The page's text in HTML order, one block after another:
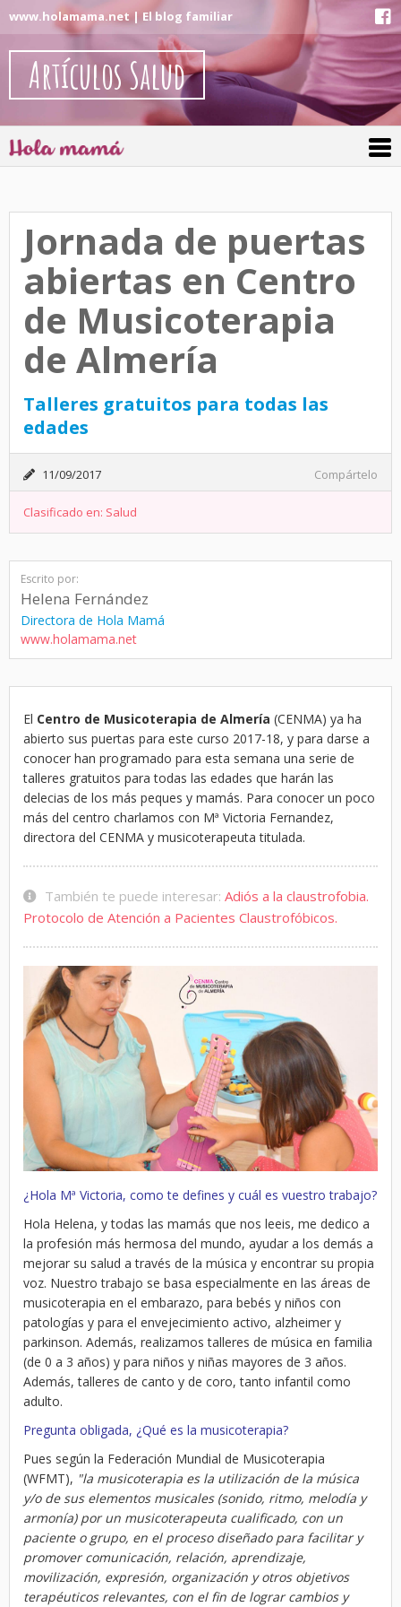
www.holamama.net | El blog familiar
Artículos Salud
Jornada de puertas
abiertas en Centro
de Musicoterapia
de Almería
Talleres gratuitos para todas las
edades
11/09/2017 Compártelo
Clasificado en: Salud
Escrito por:
Helena Fernández
Directora de Hola Mamá
www.holamama.net
El Centro de Musicoterapia de Almería (CENMA) ya ha
abierto sus puertas para este curso 2017-18, y para darse a
conocer han programado para esta semana una serie de
talleres gratuitos para todas las edades que harán las
delecias de los más peques y mamás. Para conocer un poco
más del centro charlamos con Mª Victoria Fernandez,
directora del CENMA y musicoterapeuta titulada.
También te puede interesar: Adiós a la claustrofobia.
Protocolo de Atención a Pacientes Claustrofóbicos.
¿Hola Mª Victoria, como te defines y cuál es vuestro trabajo?
Hola Helena, y todas las mamás que nos leeis, me dedico a
la profesión más hermosa del mundo, ayudar a los demás a
mejorar su salud a través de la música y encontrar su propia
voz. Nuestro trabajo se basa especialmente en las áreas de
musicoterapia en el embarazo, para bebés y niños con
patologías y para el envejecimiento activo, alzheimer y
parkinson. Además, realizamos talleres de música en familia
(de 0 a 3 años) y para niños y niñas mayores de 3 años.
Además, talleres de canto y de coro, tanto infantil como
adulto.
Pregunta obligada, ¿Qué es la musicoterapia?
Pues según la Federación Mundial de Musicoterapia
(WFMT), "la musicoterapia es la utilización de la música
y/o de sus elementos musicales (sonido, ritmo, melodía y
armonía) por un musicoterapeuta cualificado, con un
paciente o grupo, en el proceso diseñado para facilitar y
promover comunicación, relación, aprendizaje,
movilización, expresión, organización y otros objetivos
terapéuticos relevantes, con el fin de lograr cambios y